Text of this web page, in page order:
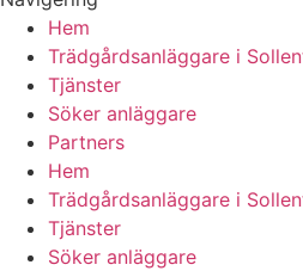
Hem
Trädgårdsanläggare i
Tjänster
Söker anläggare
Partners
Hem
Trädgårdsanläggare i
Tjänster
Söker anläggare